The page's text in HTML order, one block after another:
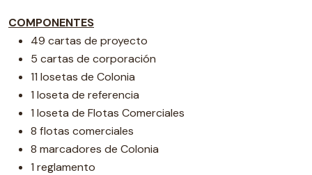
COMPONENTES
49 cartas de proyecto
5 cartas de corporación
11 losetas de Colonia
1 loseta de referencia
1 loseta de Flotas Comerciales
8 flotas comerciales
8 marcadores de Colonia
1 reglamento